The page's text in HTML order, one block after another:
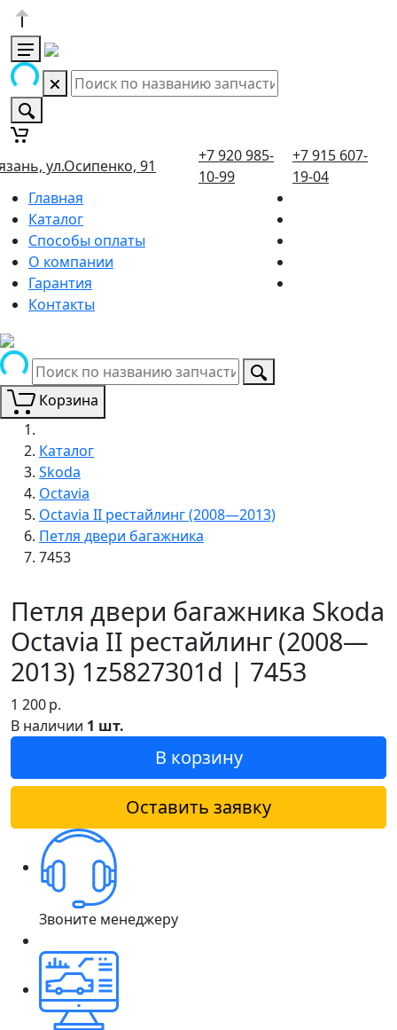
ул.Осипенко, 91
+7 920 985-
10-99
+7 915 607-
19-04
Главная
Каталог
Способы оплаты
О компании
Гарантия
Контакты
Корзина
Каталог
Skoda
Octavia
Octavia II рестайлинг (2008—2013)
Петля двери багажника
7453
Петля двери багажника Skoda
Octavia II рестайлинг (2008—
2013) 1z5827301d | 7453
1 200р.
В наличии 1 шт.
В корзину
Оставить заявку
Звоните менеджеру